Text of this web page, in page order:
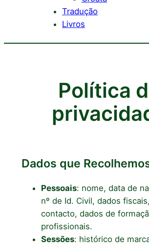
Tradução
Livros
Política
Dados que
Pessoais: nome, data de
nº de Id. Civil, dados
contacto, dados de
profissionais.
Sessões: histórico de